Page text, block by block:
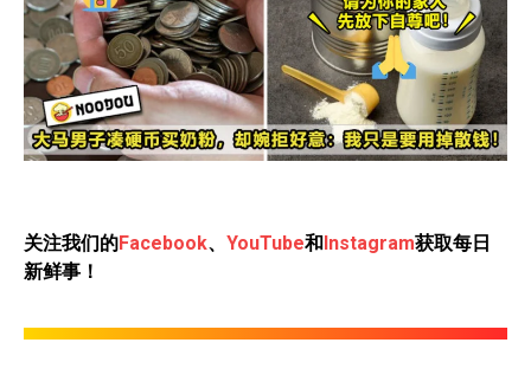
关注我们的Facebook、 YouTube和Instagram获取每日
新鲜事！